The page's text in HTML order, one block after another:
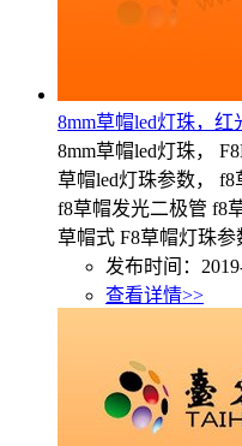
8mm草帽led灯珠，
8mm草帽led灯珠，
草帽led灯珠参数，
f8草帽发光二极管 f8
草帽式 F8草帽灯珠
发布时间：
查看详情>>